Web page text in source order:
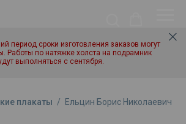
период сроки изготовления заказов могут
Работы по натяжке холста на подрамник
выполняться с сентября.
плакаты / Ельцин Борис Николаевич